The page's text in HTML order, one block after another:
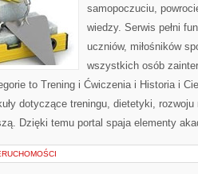
samopoczuciu,
wiedzy. Serwis pełni
uczniów, miłośników
wszystkich osób
to Trening i Ćwiczenia i Historia i
dotyczące treningu, dietetyki,
Dzięki temu portal spaja elementy